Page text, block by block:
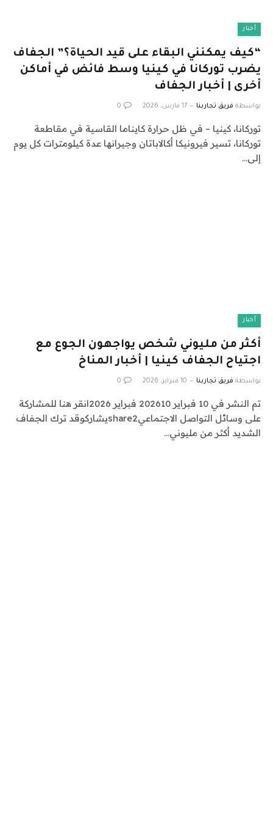
أخبار
“كيف يمكنني البقاء على قيد الحياة؟” الجفاف
يضرب توركانا في كينيا وسط فائض في أماكن
أخرى | أخبار الجفاف
بواسطة فريق تجاربنا 17 مارس، 2026 0
توركانا، كينيا – في ظل حرارة كايناما القاسية في مقاطعة
توركانا، تسير فيرونيكا أكالاباتان وجيرانها عدة كيلومترات كل يوم
إلى…
أخبار
أكثر من مليوني شخص يواجهون الجوع مع
اجتياح الجفاف كينيا | أخبار المناخ
بواسطة فريق تجاربنا 10 فبراير، 2026 0
تم النشر في 10 فبراير 202610 فبراير 2026انقر هنا للمشاركة
على وسائل التواصل الاجتماعيshare2يشاركوقد ترك الجفاف
الشديد أكثر من مليوني…